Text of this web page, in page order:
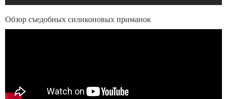
Обзор съедобных силиконовых приманок